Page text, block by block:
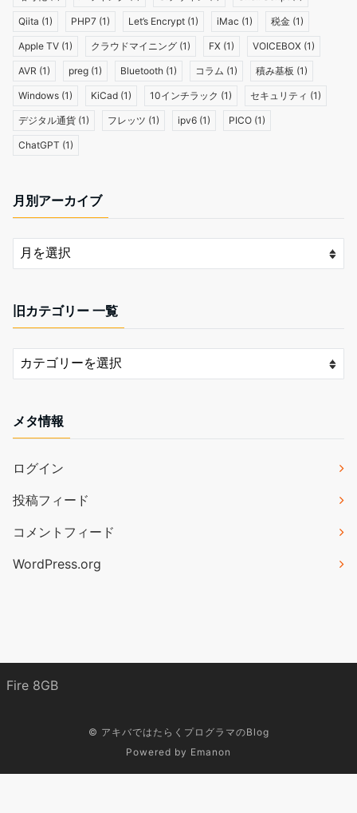
Qiita (1) PHP7 (1) Let’s Encrypt (1) iMac (1) 税金 (1)
Apple TV (1) クラウドマイニング (1) FX (1) VOICEBOX (1)
AVR (1) preg (1) Bluetooth (1) コラム (1) 積み基板 (1)
Windows (1) KiCad (1) 10インチラック (1) セキュリティ (1)
デジタル通貨 (1) フレッツ (1) ipv6 (1) PICO (1)
ChatGPT (1)
月別アーカイブ
旧カテゴリー 一覧
メタ情報
ログイン
投稿フィード
コメントフィード
WordPress.org
Fire 8GB
© アキバではたらくプログラマのBlog
Powered by Emanon